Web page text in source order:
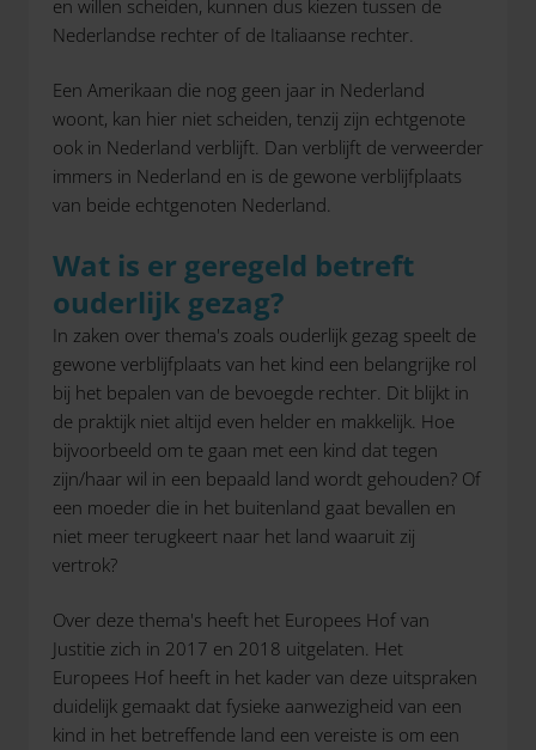
en willen scheiden, kunnen dus kiezen tussen de
Nederlandse rechter of de Italiaanse rechter.
Een Amerikaan die nog geen jaar in Nederland
woont, kan hier niet scheiden, tenzij zijn echtgenote
ook in Nederland verblijft. Dan verblijft de verweerder
immers in Nederland en is de gewone verblijfplaats
van beide echtgenoten Nederland.
Wat is er geregeld betreft
ouderlijk gezag?
In zaken over thema's zoals ouderlijk gezag speelt de
gewone verblijfplaats van het kind een belangrijke rol
bij het bepalen van de bevoegde rechter. Dit blijkt in
de praktijk niet altijd even helder en makkelijk. Hoe
bijvoorbeeld om te gaan met een kind dat tegen
zijn/haar wil in een bepaald land wordt gehouden? Of
een moeder die in het buitenland gaat bevallen en
niet meer terugkeert naar het land waaruit zij
vertrok?
Over deze thema's heeft het Europees Hof van
Justitie zich in 2017 en 2018 uitgelaten. Het
Europees Hof heeft in het kader van deze uitspraken
duidelijk gemaakt dat fysieke aanwezigheid van een
kind in het betreffende land een vereiste is om een